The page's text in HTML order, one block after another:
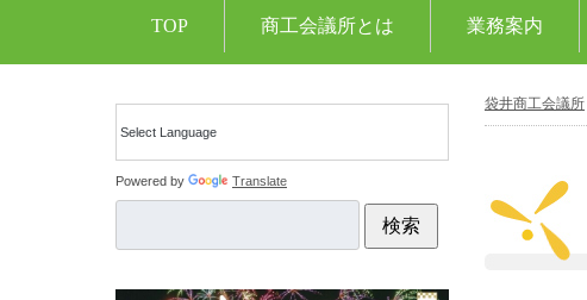
TOP 商工会議所とは 業務案内
袋井商工会議所
Powered by Translate
検索